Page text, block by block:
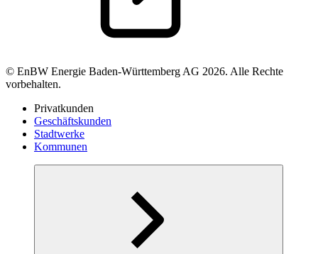
© EnBW Energie Baden-Württemberg AG 2026. Alle Rechte
vorbehalten.
Privatkunden
Geschäftskunden
Stadtwerke
Kommunen